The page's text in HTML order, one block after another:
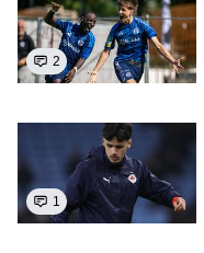
2
1